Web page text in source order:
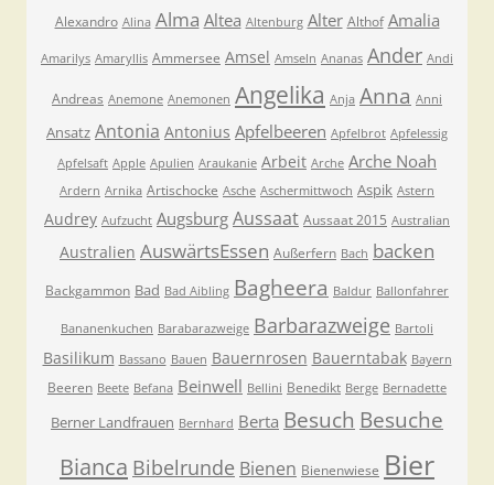
Alexandro Alina Alma Altea Altenburg Alter Althof Amalia
Amarilys Amaryllis Ammersee Amsel Amseln Ananas Ander Andi
Andreas Anemone Anemonen Angelika Anja Anna Anni
Ansatz Antonia Antonius Apfelbeeren Apfelbrot Apfelessig
Apfelsaft Apple Apulien Araukanie Arbeit Arche Arche Noah
Ardern Arnika Artischocke Asche Aschermittwoch Aspik Astern
Audrey Aufzucht Augsburg Aussaat Aussaat 2015 Australian
Australien AuswärtsEssen Außerfern Bach backen
Backgammon Bad Bad Aibling Bagheera Baldur Ballonfahrer
Bananenkuchen Barabarazweige Barbarazweige Bartoli
Basilikum Bassano Bauen Bauernrosen Bauerntabak Bayern
Beeren Beete Befana Beinwell Bellini Benedikt Berge Bernadette
Berner Landfrauen Bernhard Berta Besuch Besuche
Bianca Bibelrunde Bienen Bienenwiese Bier